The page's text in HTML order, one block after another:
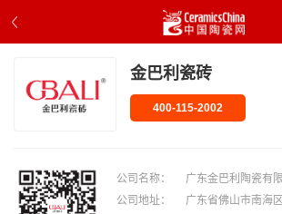
金巴利瓷砖
400-115-2002
公司名称：
广东金巴利陶瓷有
公司地址：
广东省佛山市南海